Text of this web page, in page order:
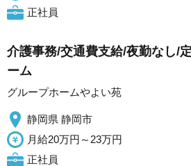
正社員
介護事務/交通費支給/夜勤なし/
ーム
グループホームやよい苑
静岡県 静岡市
月給20万円～23万円
正社員